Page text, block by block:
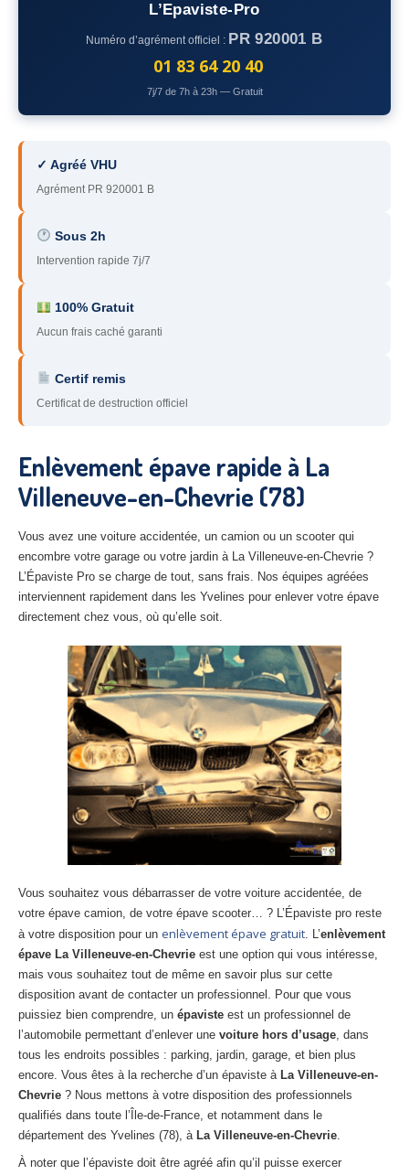
– Hauts-de-Seine
– Seine-Saint-Denis
95 – Val d’Oise
89 – Yonne
51 – Marne
28 – Eure-et-Loir
10– Aube
02– Aisne
Tousles secteurs
CENTREVHU AGRÉE
Centreagréé VHU Paris 75 : casse auto avec destruction
Centreagréé VHU 77 : casse auto avec destruction
Centreagréé VHU 78 : casse auto avec destruction
Centre agréé VHU 91 : casse auto avec destruction
Centreagréé VHU 92 : casse auto avec destruction
Centreagréé VHU 93 : casse auto avec destruction
Centreagréé VHU 94 : casse auto avec destruction
Centreagréé VHU 95 : casse auto avec destruction
DOCUMENTSÀ JOINDRE
RACHATVÉHICULES
CONTACT
01 83 64 20 40
L’Epaviste-Pro
Numéro d’agrément officiel : PR 920001 B
01 83 64 20 40
7j/7 de 7h à 23h — Gratuit
✓ Agréé VHU
Agrément PR 920001 B
Sous 2h
Intervention rapide 7j/7
100% Gratuit
Aucun frais caché garanti
Certif remis
Certificat de destruction officiel
Enlèvement épave rapide à La
Villeneuve-en-Chevrie (78)
Vous avez une voiture accidentée, un camion ou un scooter qui
encombre votre garage ou votre jardin à La Villeneuve-en-Chevrie ?
L’Épaviste Pro se charge de tout, sans frais. Nos équipes agréées
interviennent rapidement dans les Yvelines pour enlever votre épave
directement chez vous, où qu’elle soit.
Vous souhaitez vous débarrasser de votre voiture accidentée, de
votre épave camion, de votre épave scooter… ? L’Épaviste pro reste
à votre disposition pour un enlèvement épave gratuit. L’enlèvement
épave La Villeneuve-en-Chevrie est une option qui vous intéresse,
mais vous souhaitez tout de même en savoir plus sur cette
disposition avant de contacter un professionnel. Pour que vous
puissiez bien comprendre, un épaviste est un professionnel de
l’automobile permettant d’enlever une voiture hors d’usage, dans
tous les endroits possibles : parking, jardin, garage, et bien plus
encore. Vous êtes à la recherche d’un épaviste à La Villeneuve-en-
Chevrie ? Nous mettons à votre disposition des professionnels
qualifiés dans toute l’Île-de-France, et notamment dans le
département des Yvelines (78), à La Villeneuve-en-Chevrie.
À noter que l’épaviste doit être agréé afin qu’il puisse exercer